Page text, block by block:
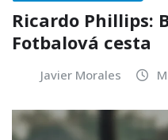
Ricardo Phillips:
Fotbalová cesta
Javier Morales